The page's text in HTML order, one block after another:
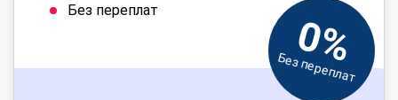
Без переплат
0%
Без переплат